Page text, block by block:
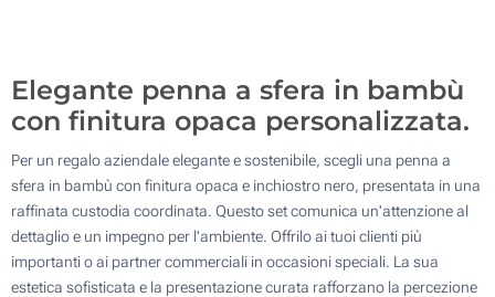
Elegante penna a sfera in bambù
con finitura opaca personalizzata.
Per un regalo aziendale elegante e sostenibile, scegli una penna a
sfera in bambù con finitura opaca e inchiostro nero, presentata in una
raffinata custodia coordinata. Questo set comunica un'attenzione al
dettaglio e un impegno per l'ambiente. Offrilo ai tuoi clienti più
importanti o ai partner commerciali in occasioni speciali. La sua
estetica sofisticata e la presentazione curata rafforzano la percezione